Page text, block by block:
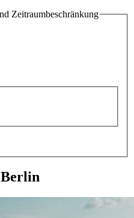
Zeitraumbeschränkung